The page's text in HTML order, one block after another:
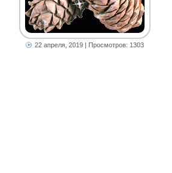
22 апреля, 2019 | Просмотров: 1303